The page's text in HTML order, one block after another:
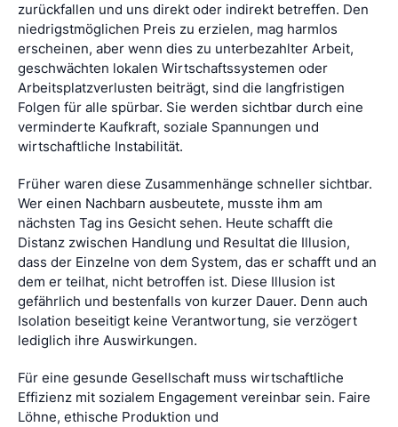
zurückfallen und uns direkt oder indirekt betreffen. Den
niedrigstmöglichen Preis zu erzielen, mag harmlos
erscheinen, aber wenn dies zu unterbezahlter Arbeit,
geschwächten lokalen Wirtschaftssystemen oder
Arbeitsplatzverlusten beiträgt, sind die langfristigen
Folgen für alle spürbar. Sie werden sichtbar durch eine
verminderte Kaufkraft, soziale Spannungen und
wirtschaftliche Instabilität.
Früher waren diese Zusammenhänge schneller sichtbar.
Wer einen Nachbarn ausbeutete, musste ihm am
nächsten Tag ins Gesicht sehen. Heute schafft die
Distanz zwischen Handlung und Resultat die Illusion,
dass der Einzelne von dem System, das er schafft und an
dem er teilhat, nicht betroffen ist. Diese Illusion ist
gefährlich und bestenfalls von kurzer Dauer. Denn auch
Isolation beseitigt keine Verantwortung, sie verzögert
lediglich ihre Auswirkungen.
Für eine gesunde Gesellschaft muss wirtschaftliche
Effizienz mit sozialem Engagement vereinbar sein. Faire
Löhne, ethische Produktion und